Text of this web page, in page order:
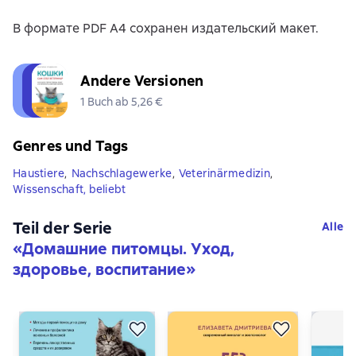
В формате PDF A4 сохранен издательский макет.
Andere Versionen
1 Buch ab 5,26 €
Genres und Tags
Haustiere, Nachschlagewerke, Veterinärmedizin,
Wissenschaft, beliebt
Teil der Serie
«Домашние питомцы. Уход,
здоровье, воспитание»
Alle